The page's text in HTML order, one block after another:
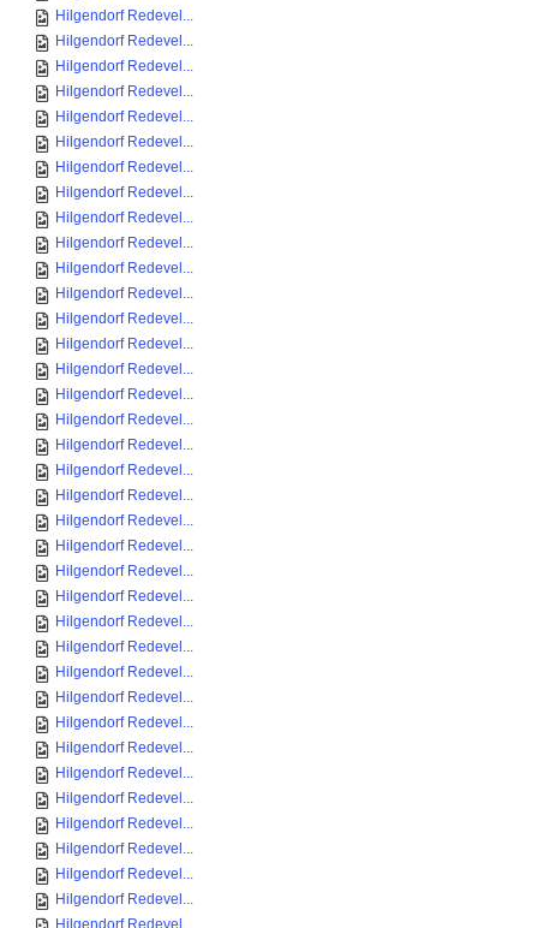
Hilgendorf Redevel...
Hilgendorf Redevel...
Hilgendorf Redevel...
Hilgendorf Redevel...
Hilgendorf Redevel...
Hilgendorf Redevel...
Hilgendorf Redevel...
Hilgendorf Redevel...
Hilgendorf Redevel...
Hilgendorf Redevel...
Hilgendorf Redevel...
Hilgendorf Redevel...
Hilgendorf Redevel...
Hilgendorf Redevel...
Hilgendorf Redevel...
Hilgendorf Redevel...
Hilgendorf Redevel...
Hilgendorf Redevel...
Hilgendorf Redevel...
Hilgendorf Redevel...
Hilgendorf Redevel...
Hilgendorf Redevel...
Hilgendorf Redevel...
Hilgendorf Redevel...
Hilgendorf Redevel...
Hilgendorf Redevel...
Hilgendorf Redevel...
Hilgendorf Redevel...
Hilgendorf Redevel...
Hilgendorf Redevel...
Hilgendorf Redevel...
Hilgendorf Redevel...
Hilgendorf Redevel...
Hilgendorf Redevel...
Hilgendorf Redevel...
Hilgendorf Redevel...
Hilgendorf Redevel...